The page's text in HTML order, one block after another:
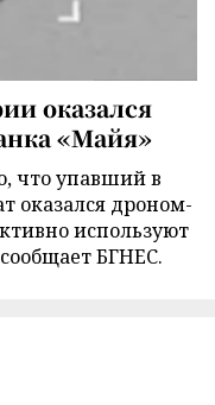
оказался
«Майя»
что упавший в
оказался дроном-
используют
БГНЕС.